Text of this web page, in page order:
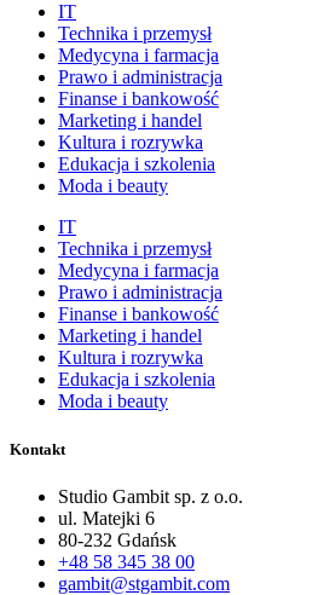
IT
Technika i przemysł
Medycyna i farmacja
Prawo i administracja
Finanse i bankowość
Marketing i handel
Kultura i rozrywka
Edukacja i szkolenia
Moda i beauty
IT
Technika i przemysł
Medycyna i farmacja
Prawo i administracja
Finanse i bankowość
Marketing i handel
Kultura i rozrywka
Edukacja i szkolenia
Moda i beauty
Kontakt
Studio Gambit sp. z o.o.
ul. Matejki 6
80-232 Gdańsk
+48 58 345 38 00
gambit@stgambit.com